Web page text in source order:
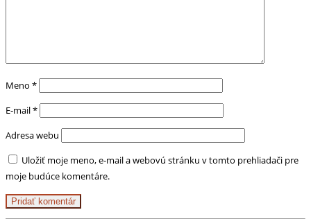
Meno *
E-mail*
Adresa webu
Uložiť moje meno, e-mail a webovú stránku v tomto prehliadači pre
moje budúce komentáre.